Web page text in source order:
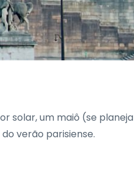
solar, um maiô (se planeja
verão parisiense.